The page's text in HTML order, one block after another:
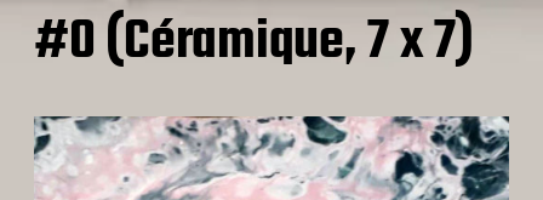
#0 (Céramique, 7 x 7)